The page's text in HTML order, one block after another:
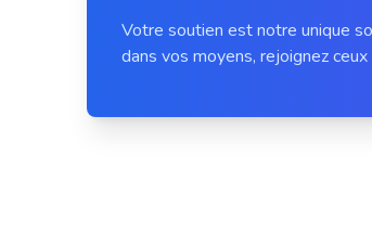
Votre soutien est notre unique
dans vos moyens, rejoignez